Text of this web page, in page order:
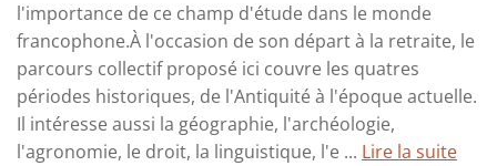
l'importance de ce champ d'étude dans le monde
francophone.À l'occasion de son départ à la retraite, le
parcours collectif proposé ici couvre les quatres
périodes historiques, de l'Antiquité à l'époque actuelle.
Il intéresse aussi la géographie, l'archéologie,
l'agronomie, le droit, la linguistique, l'e ... Lire la suite